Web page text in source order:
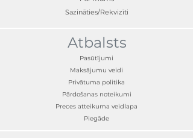
Sazināties/Rekvizīti
Atbalsts
Pasūtījumi
Maksājumu veidi
Privātuma politika
Pārdošanas noteikumi
Preces atteikuma veidlapa
Piegāde